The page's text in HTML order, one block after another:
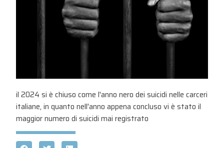
il 2024 si è chiuso come l'anno nero dei suicidi nelle carceri
italiane, in quanto nell'anno appena concluso vi è stato il
maggior numero di suicidi mai registrato